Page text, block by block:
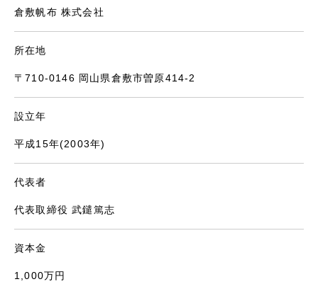
倉敷帆布 株式会社
所在地
〒710-0146 岡山県倉敷市曽原414-2
設立年
平成15年(2003年)
代表者
代表取締役 武鑓篤志
資本金
1,000万円